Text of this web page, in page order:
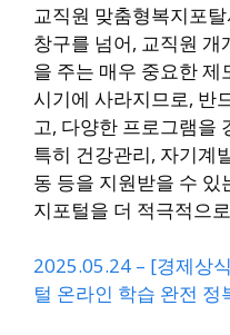
교직원 맞춤형복지포
창구를 넘어, 교직원
을 주는 매우 중요한 제
시기에 사라지므로, 반
고, 다양한 프로그램을
특히 건강관리, 자기계
동 등을 지원받을 수 있
지포털을 더 적극적으
2025.05.24 – [경제상
털 온라인 학습 완전 정